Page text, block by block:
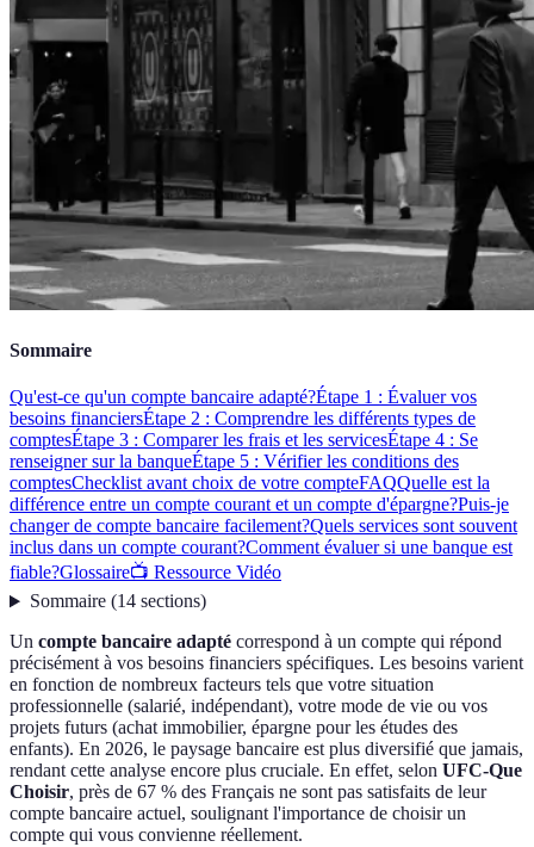
Sommaire
Qu'est-ce qu'un compte bancaire adapté?Étape 1 : Évaluer vos
besoins financiersÉtape 2 : Comprendre les différents types de
comptesÉtape 3 : Comparer les frais et les servicesÉtape 4 : Se
renseigner sur la banqueÉtape 5 : Vérifier les conditions des
comptesChecklist avant choix de votre compteFAQQuelle est la
différence entre un compte courant et un compte d'épargne?Puis-je
changer de compte bancaire facilement?Quels services sont souvent
inclus dans un compte courant?Comment évaluer si une banque est
fiable?Glossaire📺 Ressource Vidéo
Sommaire(14 sections)
Un compte bancaire adapté correspond à un compte qui répond
précisément à vos besoins financiers spécifiques. Les besoins varient
en fonction de nombreux facteurs tels que votre situation
professionnelle (salarié, indépendant), votre mode de vie ou vos
projets futurs (achat immobilier, épargne pour les études des
enfants). En 2026, le paysage bancaire est plus diversifié que jamais,
rendant cette analyse encore plus cruciale. En effet, selon UFC-Que
Choisir, près de 67 % des Français ne sont pas satisfaits de leur
compte bancaire actuel, soulignant l'importance de choisir un
compte qui vous convienne réellement.